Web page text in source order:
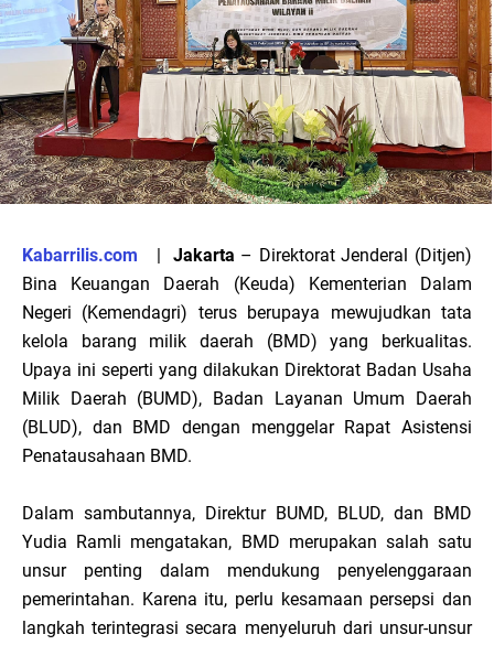
Kabarrilis.com Jakarta – Direktorat Jenderal (Ditjen)
Bina Keuangan Daerah (Keuda) Kementerian Dalam
Negeri (Kemendagri) terus berupaya mewujudkan tata
kelola barang milik daerah (BMD) yang berkualitas.
Upaya ini seperti yang dilakukan Direktorat Badan Usaha
Milik Daerah (BUMD), Badan Layanan Umum Daerah
(BLUD), dan BMD dengan menggelar Rapat Asistensi
Penatausahaan BMD.
Dalam sambutannya, Direktur BUMD, BLUD, dan BMD
Yudia Ramli mengatakan, BMD merupakan salah satu
unsur penting dalam mendukung penyelenggaraan
pemerintahan. Karena itu, perlu kesamaan persepsi dan
langkah terintegrasi secara menyeluruh dari unsur-unsur